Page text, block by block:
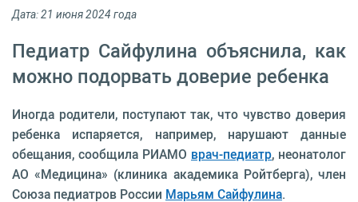
Дата: 21 июня 2024 года
Педиатр Сайфулина объяснила, как
можно подорвать доверие ребенка
Иногда родители, поступают так, что чувство доверия
ребенка испаряется, например, нарушают данные
обещания, сообщила РИАМО врач-педиатр, неонатолог
АО «Медицина» (клиника академика Ройтберга), член
Союза педиатров России Марьям Сайфулина.